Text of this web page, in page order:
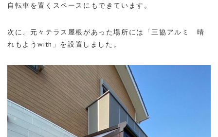
自転車を置くスペースにもできています。
次に、元々テラス屋根があった場所には「三協アルミ 晴
れもようwith」を設置しました。